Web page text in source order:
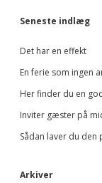
Seneste indlæg
Det har en effekt
En ferie som ingen
Her finder du en
Inviter gæster på
Sådan laver du den
Arkiver